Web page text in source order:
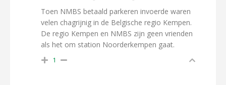
Toen NMBS betaald parkeren invoerde waren
velen chagrijnig in de Belgische regio Kempen.
De regio Kempen en NMBS zijn geen vrienden
als het om station Noorderkempen gaat.
1